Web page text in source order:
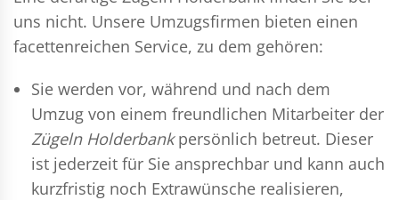
uns nicht. Unsere Umzugsfirmen bieten einen
facettenreichen Service, zu dem gehören:
Sie werden vor, während und nach dem
Umzug von einem freundlichen Mitarbeiter der
Zügeln Holderbankpersönlich betreut. Dieser
ist jederzeit für Sie ansprechbar und kann auch
kurzfristig noch Extrawünsche realisieren,